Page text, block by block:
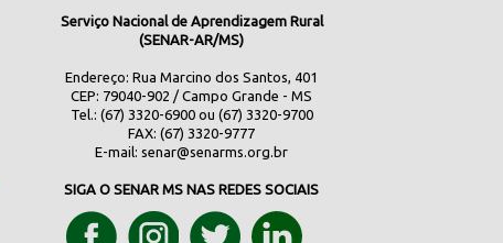
Serviço Nacional de Aprendizagem Rural
(SENAR-AR/MS)
Endereço: Rua Marcino dos Santos, 401
CEP: 79040-902 / Campo Grande - MS
Tel.: (67) 3320-6900 ou (67) 3320-9700
FAX: (67) 3320-9777
E-mail:senar@senarms.org.br
SIGA O SENAR MS NAS REDES SOCIAIS